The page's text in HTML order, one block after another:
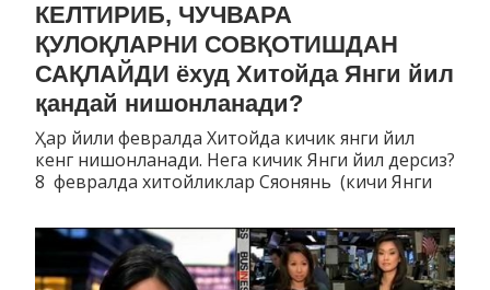
КЕЛТИРИБ, ЧУЧВАРА
ҚУЛОҚЛАРНИ СОВҚОТИШДАН
САҚЛАЙДИ ёхуд Хитойда Янги йил
қандай нишонланади?
Ҳар йили февралда Хитойда кичик янги йил
кенг нишонланади. Нега кичик Янги йил дерсиз?
8 февралда хитойликлар Сяонянь (кичи Янги